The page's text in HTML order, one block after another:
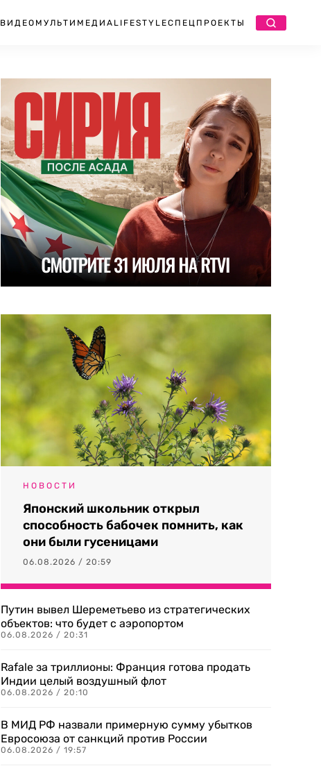
ВИДЕО МУЛЬТИМЕДИА LIFESTYLEСПЕЦПРОЕКТЫ
НОВОСТИ
Японский школьник открыл
способность бабочек помнить, как
они были гусеницами
06.08.2026 / 20:59
Путин вывел Шереметьево из стратегических
объектов: что будет с аэропортом
06.08.2026 / 20:31
Rafale за триллионы: Франция готова продать
Индии целый воздушный флот
06.08.2026 / 20:10
В МИД РФ назвали примерную сумму убытков
Евросоюза от санкций против России
06.08.2026 / 19:57